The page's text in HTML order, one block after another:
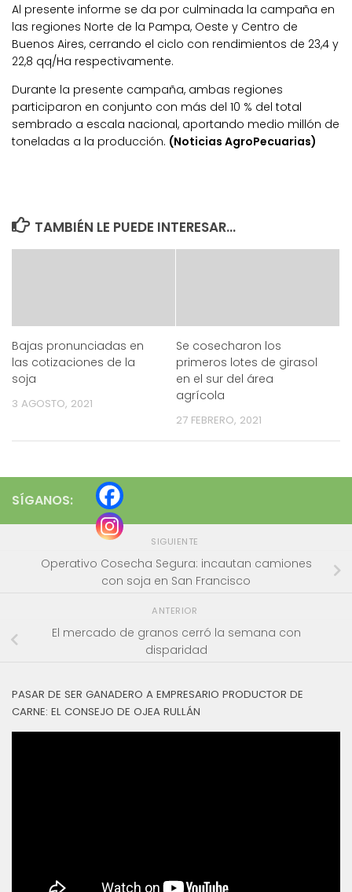
Al presente informe se da por culminada la campaña en
las regiones Norte de la Pampa, Oeste y Centro de
Buenos Aires, cerrando el ciclo con rendimientos de 23,4 y
22,8 qq/Ha respectivamente.
Durante la presente campaña, ambas regiones
participaron en conjunto con más del 10 % del total
sembrado a escala nacional, aportando medio millón de
toneladas a la producción. (Noticias AgroPecuarias)
TAMBIÉN LE PUEDE INTERESAR...
Bajas pronunciadas en
las cotizaciones de la
soja
3 AGOSTO, 2021
Se cosecharon los
primeros lotes de girasol
en el sur del área
agrícola
27 FEBRERO, 2021
SÍGANOS:
SIGUIENTE
Operativo Cosecha Segura: incautan camiones
con soja en San Francisco
ANTERIOR
El mercado de granos cerró la semana con
disparidad
PASAR DE SER GANADERO A EMPRESARIO PRODUCTOR DE
CARNE: EL CONSEJO DE OJEA RULLÁN